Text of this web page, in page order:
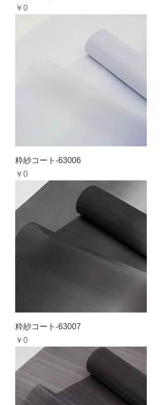
価格
￥0
粋紗コート-63006
価格
￥0
粋紗コート-63007
価格
￥0